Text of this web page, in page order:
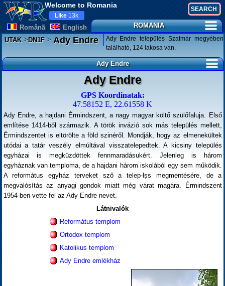
Welcome to Romania
Românã English
Like 13k
ROMANIA
UTAK>DN1F>Ady Endre
Ady Endre település Szatmár megyében
található, 124 lakosa van.
Ady Endre
Ady Endre
GPS Koordinatak:
47.58152 E, 22.61558 K
Ady Endre, a hajdani Érmindszent, a nagy magyar költő szülőfaluja. Első
említése 1414-ből származik. A török invázió sok más település mellett,
Érmindszentet is eltörölte a föld szinéről. Mondják, hogy az elmenekültek
utódai a tatár veszély elmúltával visszatelepedtek. A kicsiny település
egyházai is megküzdöttek fennmaradásukért. Jelenleg is három
egyháznak van temploma, de a hajdani három iskolából egy sem működik.
A református egyház terveket sző a telep-lșs megmentésére, de a
megvalósítás az anyagi gondok miatt még várat magára. Érmindszent
1954-ben vette fel az Ady Endre nevet.
Látnivalók
Református templom
Ortodox templom
Katolikus templom
Ady Endre emlékház